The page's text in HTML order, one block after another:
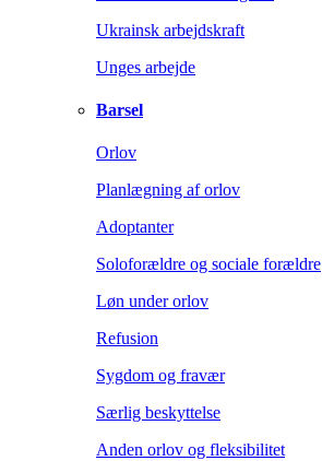
Ukrainsk arbejdskraft
Unges arbejde
Barsel
Orlov
Planlægning af orlov
Adoptanter
Soloforældre og sociale forældre
Løn under orlov
Refusion
Sygdom og fravær
Særlig beskyttelse
Anden orlov og fleksibilitet